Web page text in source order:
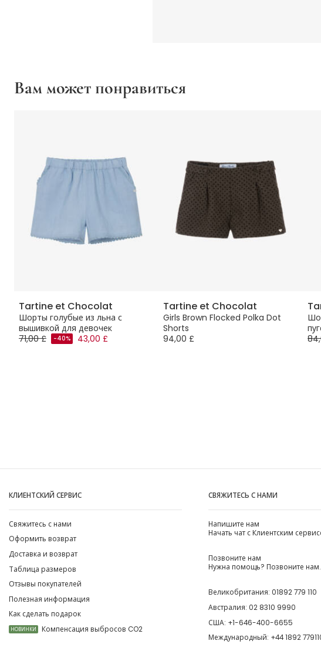
Вам может понравиться
Tartine et Chocolat
Шорты голубые из льна с
вышивкой для девочек
71,00 £
-40% 43,00 £
Tartine et Chocolat
Girls Brown Flocked Polka Dot
Shorts
94,00 £
КЛИЕНТСКИЙ СЕРВИС
Свяжитесь с нами
Оформить возврат
Доставка и возврат
Таблица размеров
Отзывы покупателей
Полезная информация
Как сделать подарок
НОВИНКИ Компенсация выбросов CO2
СВЯЖИТЕСЬ С НАМИ
Напишите нам
Начать чат с Клиентским
Позвоните нам
Нужна помощь? Позвоните нам.
Великобритания: 01892 779 110
Австралия: 02 8310 9990
США: +1-646-400-6655
Международный: +44 1892